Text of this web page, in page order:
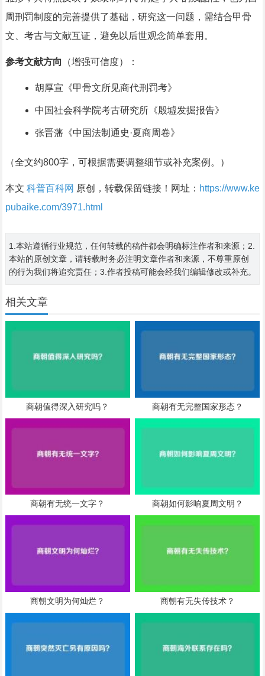
周刑罚制度的完善提供了基础，研究这一问题，需结合甲骨
文、考古与文献互证，避免以后世观念简单套用。
参考文献方向 （增强可信度）：
胡厚宣《甲骨文所见商代刑罚考》
中国社会科学院考古研究所《殷墟发掘报告》
张晋藩《中国法制通史·夏商周卷》
（全文约800字，可根据需要调整细节或补充案例。）
本文 科普百科网 原创，转载保留链接！网址： https://www.ke
pubaike.com/3971.html
1.本站遵循行业规范，任何转载的稿件都会明确标注作者和来源；2.
本站的原创文章，请转载时务必注明文章作者和来源，不尊重原创
的行为我们将追究责任；3.作者投稿可能会经我们编辑修改或补充。
相关文章
商朝值得深入研究吗？ 商朝有无完整国家形态？
商朝有无统一文字？ 商朝如何影响夏周文明？
商朝文明为何灿烂？ 商朝有无失传技术？